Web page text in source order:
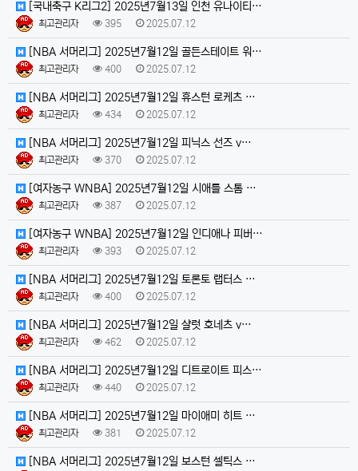
[국내축구 K리그2] 2025년7월13일 인천 유나이티…
최고관리자 395 2025.07.12
[NBA 서머리그] 2025년7월12일 골든스테이트 워…
최고관리자 400 2025.07.12
[NBA 서머리그] 2025년7월12일 휴스턴 로케츠 …
최고관리자 434 2025.07.12
[NBA 서머리그] 2025년7월12일 피닉스 선즈 v…
최고관리자 370 2025.07.12
[여자농구 WNBA] 2025년7월12일 시애틀 스톰 …
최고관리자 387 2025.07.12
[여자농구 WNBA] 2025년7월12일 인디애나 피버…
최고관리자 393 2025.07.12
[NBA 서머리그] 2025년7월12일 토론토 랩터스 …
최고관리자 400 2025.07.12
[NBA 서머리그] 2025년7월12일 샬럿 호네츠 v…
최고관리자 462 2025.07.12
[NBA 서머리그] 2025년7월12일 디트로이트 피스…
최고관리자 440 2025.07.12
[NBA 서머리그] 2025년7월12일 마이애미 히트 …
최고관리자 381 2025.07.12
[NBA 서머리그] 2025년7월12일 보스턴 셀틱스 …